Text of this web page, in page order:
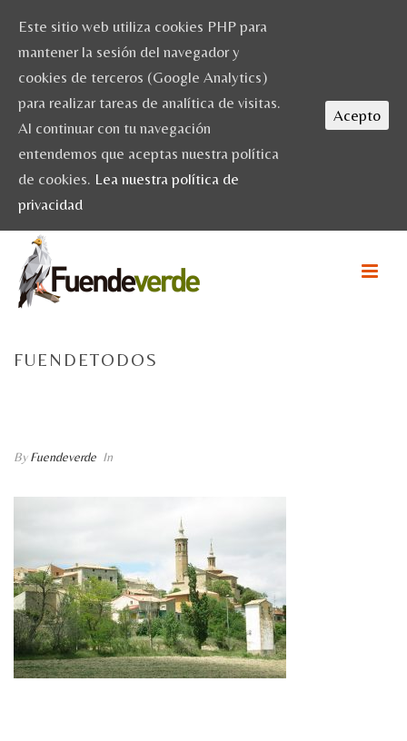
FUENDETODOS
ByFuendeverde In
Este sitio web utiliza cookies PHP para
mantener la sesión del navegador y
cookies de terceros (Google Analytics)
para realizar tareas de analítica de visitas.
Al continuar con tu navegación
entendemos que aceptas nuestra política
de cookies. Lea nuestra política de
privacidad
Acepto